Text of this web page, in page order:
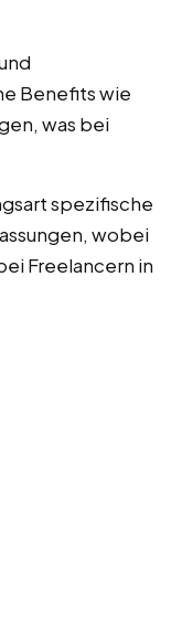
Benefits wie
was bei
spezifische
wobei
Freelancern in